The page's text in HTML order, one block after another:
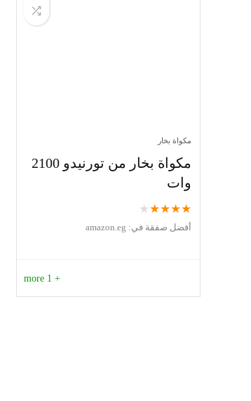
مكواة بخار
مكواة بخار من تورنيدو 2100
وات
★
★
★
★
★
أفضل صفقة في: amazon.eg
+ 1 more